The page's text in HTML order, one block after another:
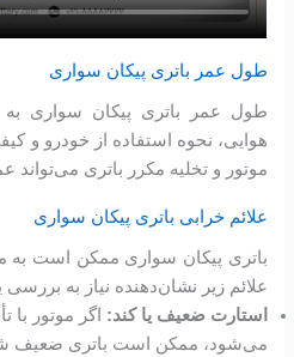
طول عمر باتری پیکان سواری
طول عمر باتری پیکان سواری
هوایی، نحوه استفاده از خودرو و
موتور و تخلیه مکرر باتری می‌تواند
علائم خرابی باتری پیکان سواری
باتری پیکان سواری ممکن است به
علائم زیر نشان‌دهنده نیاز به
استارت ضعیف یا کند: اگر موتور
می‌شود، ممکن است باتری ضعیف